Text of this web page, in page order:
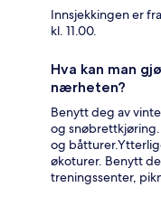
Innsjekkingen er
kl. 11.00.
Hva kan man
nærheten?
Benytt deg av
og
og
økoturer. Benytt
treningssenter,